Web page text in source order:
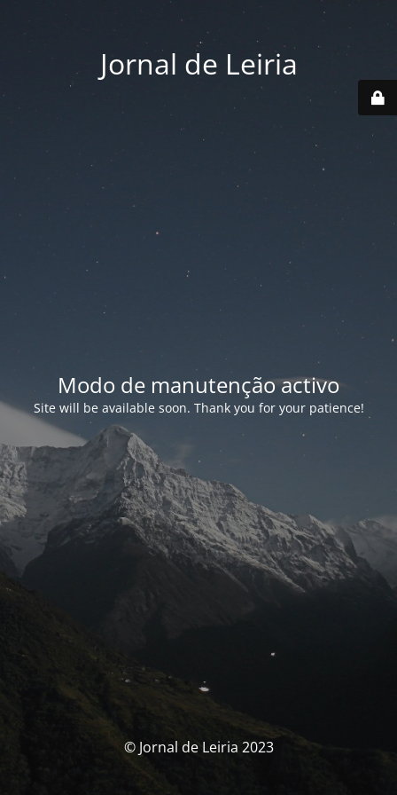
Jornal de Leiria
Modo de manutenção activo
Site will be available soon. Thank you for your patience!
© Jornal de Leiria 2023